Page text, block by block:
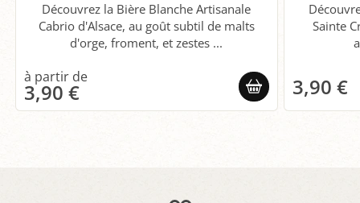
Découvrez la Bière Blanche Artisanale
Cabrio d'Alsace, au goût subtil de malts
d'orge, froment, et zestes ...
3,90 €
Sainte
3,90 €